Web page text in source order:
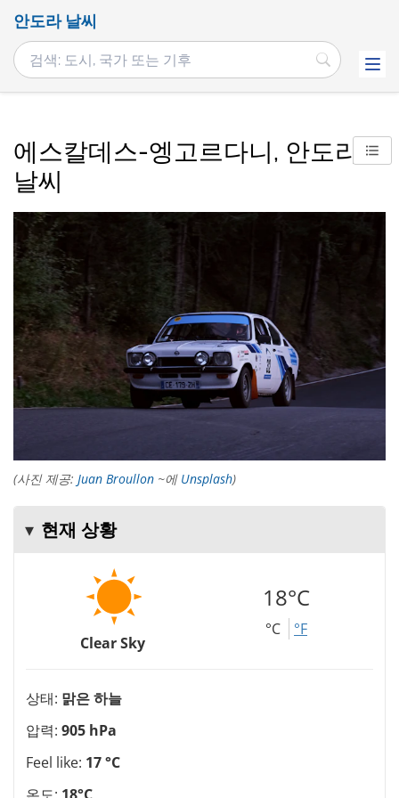
안도라 날씨
에스칼데스-엥고르다니, 안도라
날씨
(사진 제공: Juan Broullon ~에 Unsplash)
현재 상황
Clear Sky
18°C
°C °F
상태: 맑은 하늘
압력: 905 hPa
Feel like: 17 °C